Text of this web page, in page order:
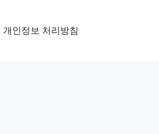
개인정보 처리방침